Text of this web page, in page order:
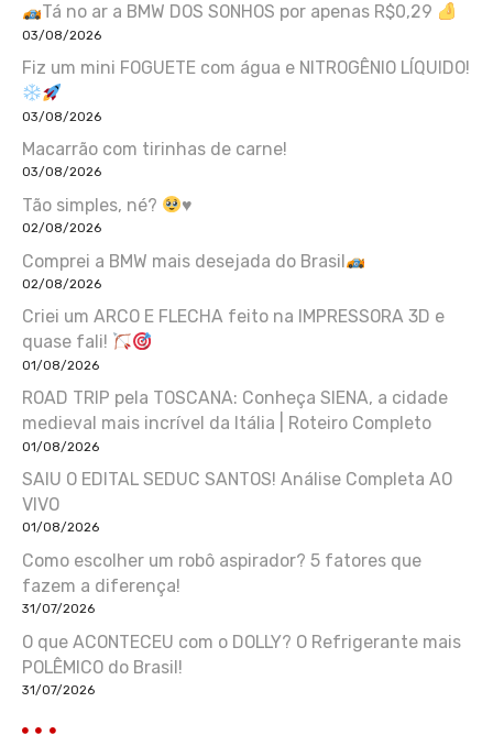
Tá no ar a BMW DOS SONHOS por apenas R$0,29
03/08/2026
Fiz um mini FOGUETE com água e NITROGÊNIO LÍQUIDO!
03/08/2026
Macarrão com tirinhas de carne!
03/08/2026
Tão simples, né? ♥️
02/08/2026
Comprei a BMW mais desejada do Brasil
02/08/2026
Criei um ARCO E FLECHA feito na IMPRESSORA 3D e
quase fali!
01/08/2026
ROAD TRIP pela TOSCANA: Conheça SIENA, a cidade
medieval mais incrível da Itália | Roteiro Completo
01/08/2026
SAIU O EDITAL SEDUC SANTOS! Análise Completa AO
VIVO
01/08/2026
Como escolher um robô aspirador? 5 fatores que
fazem a diferença!
31/07/2026
O que ACONTECEU com o DOLLY? O Refrigerante mais
POLÊMICO do Brasil!
31/07/2026